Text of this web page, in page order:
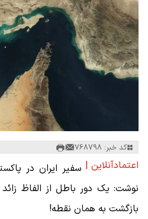
کد خبر: 768798
اعتمادآنلاین | سفیر ایران در
نوشت: یک دور باطل از الفاظ زائد
بازگشت به همان نقطه!